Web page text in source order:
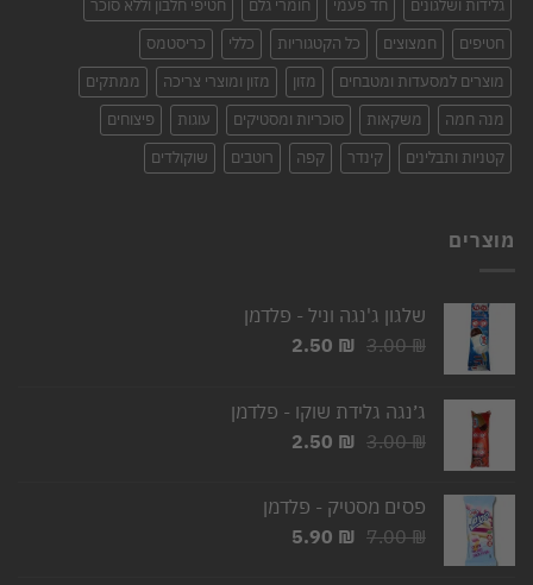
גלידות ושלגונים חד פעמי חומרי גלם
חטיפי חלבון וללא סוכר
חטיפים
חמצוצים כל הקטגוריות כללי
כריסטמס
מוצרים למסעדות ומטבחים
מזון מזון ומוצרי צריכה
ממתקים
מנה חמה
משקאות סוכריות ומסטיקים עוגות
פיצוחים
קטניות ותבלינים
קינדר קפה רוטבים שוקולדים
מוצרים
שלגון ג'נגה וניל - פלדמן
3.00₪
המחיר
3.00 ₪.
2.50 ₪
המחיר
2.50 ₪.
ג׳נגה גלידת שוקו - פלדמן
3.00₪
המחיר
3.00 ₪.
2.50 ₪
המחיר
2.50 ₪.
פסים מסטיק - פלדמן
7.00₪
המחיר
5.90 ₪
המחיר